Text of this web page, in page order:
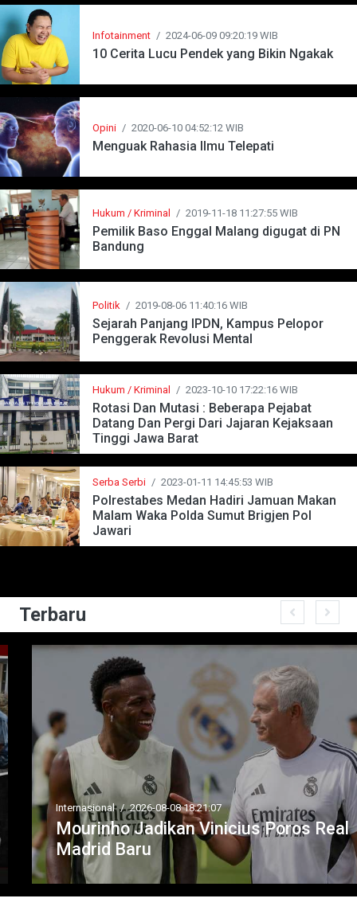
Infotainment / 2024-06-09 09:20:19 WIB
10 Cerita Lucu Pendek yang Bikin Ngakak
Opini / 2020-06-10 04:52:12 WIB
Menguak Rahasia Ilmu Telepati
Hukum / Kriminal / 2019-11-18 11:27:55 WIB
Pemilik Baso Enggal Malang digugat di PN
Bandung
Politik / 2019-08-06 11:40:16 WIB
Sejarah Panjang IPDN, Kampus Pelopor
Penggerak Revolusi Mental
Hukum / Kriminal / 2023-10-10 17:22:16 WIB
Rotasi Dan Mutasi : Beberapa Pejabat
Datang Dan Pergi Dari Jajaran Kejaksaan
Tinggi Jawa Barat
Serba Serbi / 2023-01-11 14:45:53 WIB
Polrestabes Medan Hadiri Jamuan Makan
Malam Waka Polda Sumut Brigjen Pol
Jawari
Terbaru
Internasional / 2026-08-08 18:21:07
Mourinho Jadikan Vinicius Poros Real
Madrid Baru